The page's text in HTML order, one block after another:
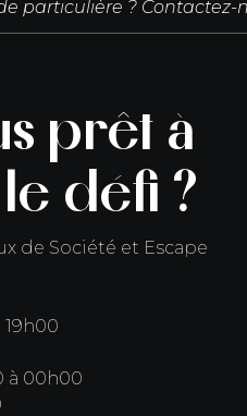
particulière ? Contactez-
prêt à
défi ?
de Société et Escape
à 00h00